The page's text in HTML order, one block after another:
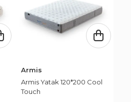
Armis
Armis Yatak 120*200 Cool
Touch